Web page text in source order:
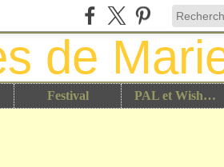
Festival PAL et Wish List